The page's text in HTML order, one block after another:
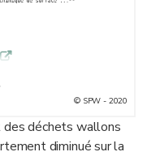
q
matériaux, et de
© SPW - 2020
déchets wallons
diminué sur la